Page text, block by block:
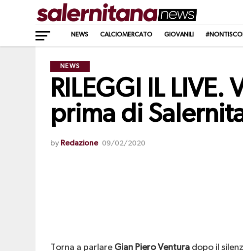
NEWS CALCIOMERCATO GIOVANILI
NEWS
RILEGGI IL
prima di
by Redazione 09/02/2020
Torna a parlare Gian Piero Ventura dopo il